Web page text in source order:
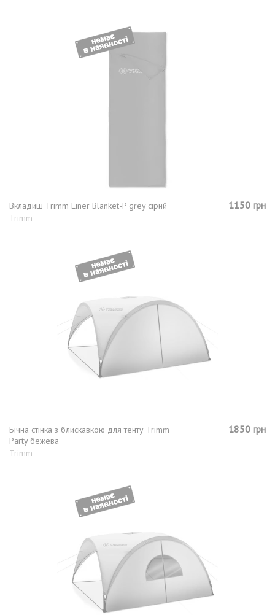
Вкладиш Trimm Liner Blanket-P grey сірий
Trimm
1150 грн
Бічна стінка з блискавкою для тенту Trimm
Party бежева
Trimm
1850 грн